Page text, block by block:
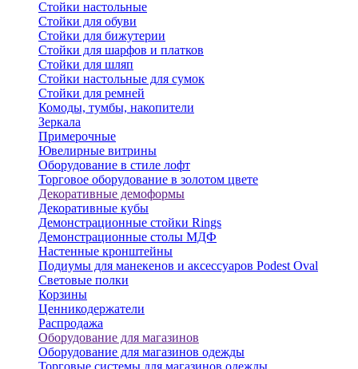
Стойки настольные
Стойки для обуви
Стойки для бижутерии
Стойки для шарфов и платков
Стойки для шляп
Стойки настольные для сумок
Стойки для ремней
Комоды, тумбы, накопители
Зеркала
Примерочные
Ювелирные витрины
Оборудование в стиле лофт
Торговое оборудование в золотом цвете
Декоративные демоформы
Декоративные кубы
Демонстрационные стойки Rings
Демонстрационные столы МДФ
Настенные кронштейны
Подиумы для манекенов и аксессуаров Podest Oval
Световые полки
Корзины
Ценникодержатели
Распродажа
Оборудование для магазинов
Оборудование для магазинов одежды
Торговые системы для магазинов одежды